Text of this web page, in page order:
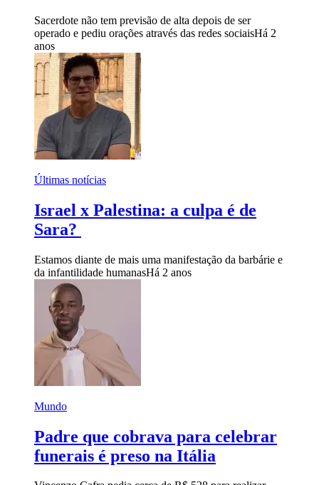
Sacerdote não tem previsão de alta depois de ser
operado e pediu orações através das redes sociaisHá 2
anos
Últimas notícias
Israel x Palestina: a culpa é de
Sara?
Estamos diante de mais uma manifestação da barbárie e
da infantilidade humanasHá 2 anos
Mundo
Padre que cobrava para celebrar
funerais é preso na Itália